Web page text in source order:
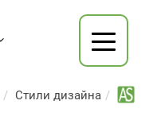
Стили дизайна